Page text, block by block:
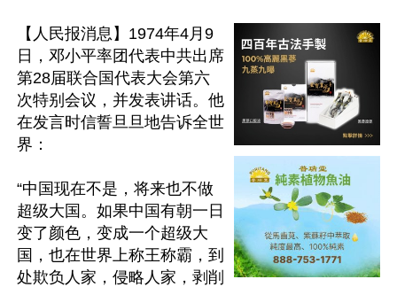
【人民报消息】1974年4月9
日，邓小平率团代表中共出席
第28届联合国代表大会第六
次特别会议，并发表讲话。他
在发言时信誓旦旦地告诉全世
界：
“中国现在不是，将来也不做
超级大国。如果中国有朝一日
变了颜色，变成一个超级大
国，也在世界上称王称霸，到
处欺负人家，侵略人家，剥削